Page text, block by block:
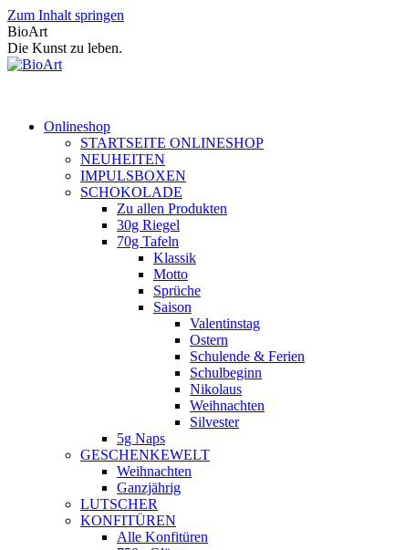
Zum Inhalt springen
BioArt
Die Kunst zu leben.
Onlineshop
STARTSEITE ONLINESHOP
NEUHEITEN
IMPULSBOXEN
SCHOKOLADE
Zu allen Produkten
30g Riegel
70g Tafeln
Klassik
Motto
Sprüche
Saison
Valentinstag
Ostern
Schulende & Ferien
Schulbeginn
Nikolaus
Weihnachten
Silvester
5g Naps
GESCHENKEWELT
Weihnachten
Ganzjährig
LUTSCHER
KONFITÜREN
Alle Konfitüren